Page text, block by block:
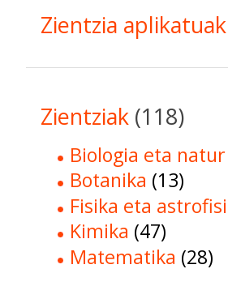
Zientzia aplikatuak
Zientziak (118)
Biologia eta
Botanika (13)
Fisika eta
Kimika (47)
Matematika (28)